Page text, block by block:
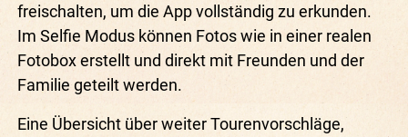
freischalten, um die App vollständig zu erkunden.
Im Selfie Modus können Fotos wie in einer realen
Fotobox erstellt und direkt mit Freunden und der
Familie geteilt werden.
Eine Übersicht über weiter Tourenvorschläge,